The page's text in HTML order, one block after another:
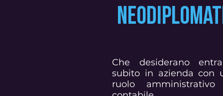
Che desiderano
subito in azienda con
ruolo amministrativo